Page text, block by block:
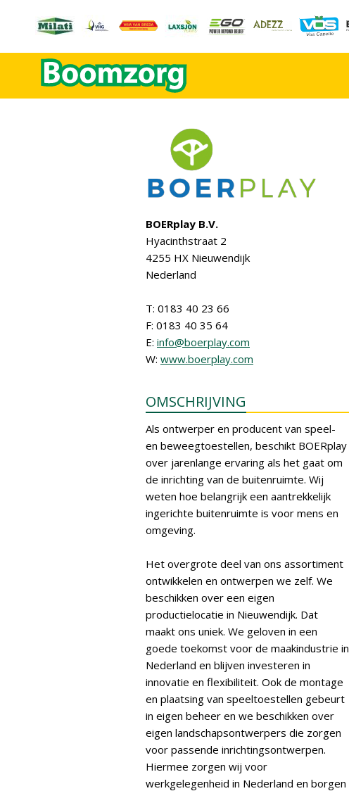
BOERplay B.V.
Hyacinthstraat 2
4255 HX Nieuwendijk
Nederland
T: 0183 40 23 66
F: 0183 40 35 64
E: info@boerplay.com
W: www.boerplay.com
OMSCHRIJVING
Als ontwerper en producent van speel-
en beweegtoestellen, beschikt BOERplay
over jarenlange ervaring als het gaat om
de inrichting van de buitenruimte. Wij
weten hoe belangrijk een aantrekkelijk
ingerichte buitenruimte is voor mens en
omgeving.
Het overgrote deel van ons assortiment
ontwikkelen en ontwerpen we zelf. We
beschikken over een eigen
productielocatie in Nieuwendijk. Dat
maakt ons uniek. We geloven in een
goede toekomst voor de maakindustrie in
Nederland en blijven investeren in
innovatie en flexibiliteit. Ook de montage
en plaatsing van speeltoestellen gebeurt
in eigen beheer en we beschikken over
eigen landschapsontwerpers die zorgen
voor passende inrichtingsontwerpen.
Hiermee zorgen wij voor
werkgelegenheid in Nederland en borgen